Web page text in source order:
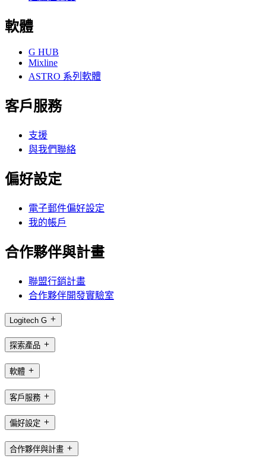
軟體
G HUB
Mixline
ASTRO 系列軟體
客戶服務
支援
與我們聯絡
偏好設定
電子郵件偏好設定
我的帳戶
合作夥伴與計畫
聯盟行銷計畫
合作夥伴開發實驗室
Logitech G
探索產品
軟體
客戶服務
偏好設定
合作夥伴與計畫